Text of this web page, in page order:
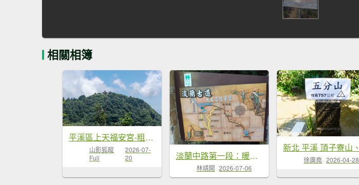
相關相簿
平溪區上天福安宮-粗坑頭崙-五分山西峰-五分山步道去回
山影狐蹤
Fuli
2026-07-
20
淡蘭中路第一段：暖東峽谷至十分老街
林靖開 2026-07-06
徐廣堯 2026-04-28